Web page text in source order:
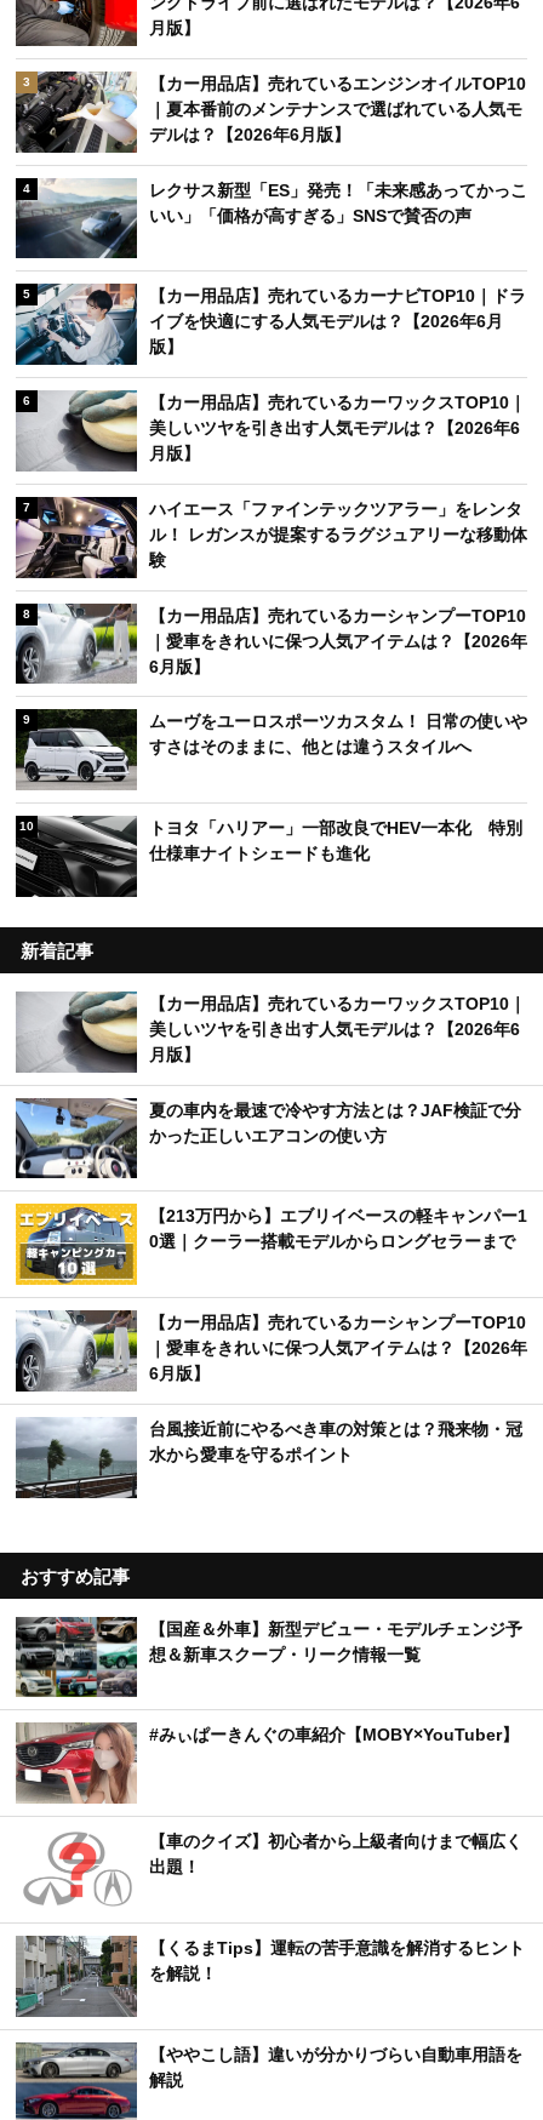
月版】
3
【カー用品店】売れているエンジンオイルTOP10
｜夏本番前のメンテナンスで選ばれている人気モ
デルは？【2026年6月版】
4
レクサス新型「ES」発売！「未来感あってかっこ
いい」「価格が高すぎる」SNSで賛否の声
5
【カー用品店】売れているカーナビTOP10｜ドラ
イブを快適にする人気モデルは？【2026年6月
版】
6
【カー用品店】売れているカーワックスTOP10｜
美しいツヤを引き出す人気モデルは？【2026年6
月版】
7
ハイエース「ファインテックツアラー」をレンタ
ル！ レガンスが提案するラグジュアリーな移動体
験
8
【カー用品店】売れているカーシャンプーTOP10
｜愛車をきれいに保つ人気アイテムは？【2026年
6月版】
9
ムーヴをユーロスポーツカスタム！ 日常の使いや
すさはそのままに、他とは違うスタイルへ
10
トヨタ「ハリアー」一部改良でHEV一本化 特別
仕様車ナイトシェードも進化
新着記事
【カー用品店】売れているカーワックスTOP10｜
美しいツヤを引き出す人気モデルは？【2026年6
月版】
夏の車内を最速で冷やす方法とは？JAF検証で分
かった正しいエアコンの使い方
【213万円から】エブリイベースの軽キャンパー1
0選｜クーラー搭載モデルからロングセラーまで
【カー用品店】売れているカーシャンプーTOP10
｜愛車をきれいに保つ人気アイテムは？【2026年
6月版】
台風接近前にやるべき車の対策とは？飛来物・冠
水から愛車を守るポイント
おすすめ記事
【国産＆外車】新型デビュー・モデルチェンジ予
想＆新車スクープ・リーク情報一覧
#みぃぱーきんぐの車紹介【MOBY×YouTuber】
【車のクイズ】初心者から上級者向けまで幅広く
出題！
【くるまTips】運転の苦手意識を解消するヒント
を解説！
【ややこし語】違いが分かりづらい自動車用語を
解説